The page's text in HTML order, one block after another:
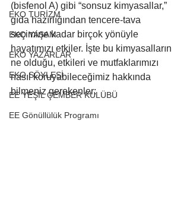
EKO TURİZM
EKO YAŞAM
EKO YAZARLAR
EKO SÖYLEŞİ
EE YEŞİL ÇEMBER KULÜBÜ
EE Gönüllülük Programı
(bisfenol A) gibi “sonsuz kimyasallar,”
gıda hazırlığından tencere-tava
seçimine kadar birçok yönüyle
hayatımızı etkiler. İşte bu kimyasalların
ne olduğu, etkileri ve mutfaklarımızı
nasıl koruyabileceğimiz hakkında
bilmeniz gerekenler: